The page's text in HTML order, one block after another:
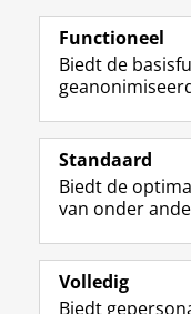
View this page in:
Volg de
Studiekiezers
Alumni
Functioneel
Biedt de
Standaard
Biedt de
van onder
Volledig
Biedt